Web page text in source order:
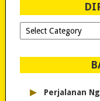
Dipilih-
dipilih..
▸ Perjalanan